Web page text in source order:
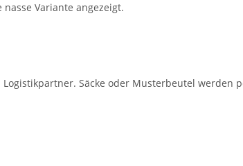
Variante angezeigt.
Säcke oder Musterbeutel werden